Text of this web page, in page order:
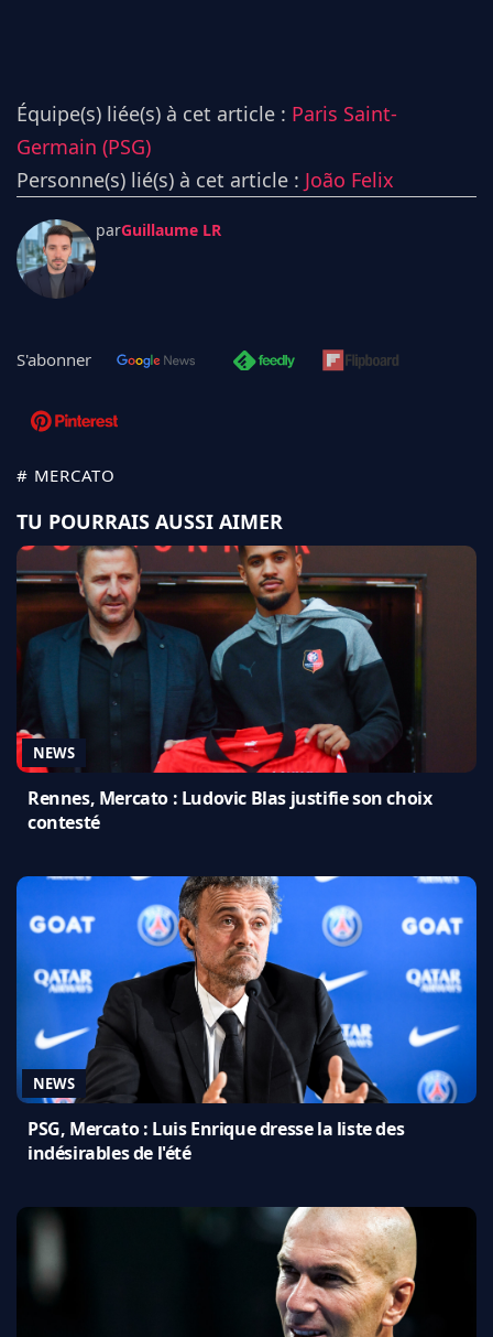
Équipe(s) liée(s) à cet article : Paris Saint-
Germain (PSG)
Personne(s) lié(s) à cet article : João Felix
parGuillaume LR
S'abonner
# MERCATO
TU POURRAIS AUSSI AIMER
NEWS
Rennes, Mercato : Ludovic Blas justifie son choix
contesté
NEWS
PSG, Mercato : Luis Enrique dresse la liste des
indésirables de l'été